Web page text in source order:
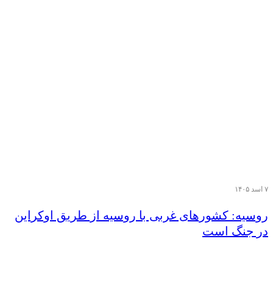
۷ اسد ۱۴۰۵
روسیه: کشورهای غربی با روسیه از طریق اوکراین
در جنگ است